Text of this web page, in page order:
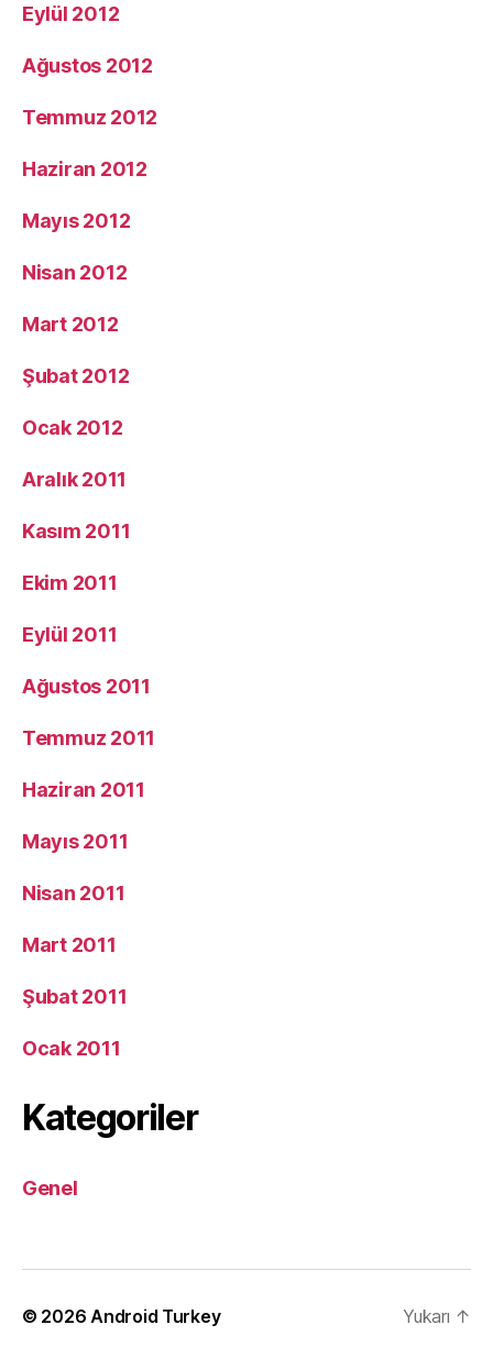
Eylül 2012
Ağustos 2012
Temmuz 2012
Haziran 2012
Mayıs 2012
Nisan 2012
Mart 2012
Şubat 2012
Ocak 2012
Aralık 2011
Kasım 2011
Ekim 2011
Eylül 2011
Ağustos 2011
Temmuz 2011
Haziran 2011
Mayıs 2011
Nisan 2011
Mart 2011
Şubat 2011
Ocak 2011
Kategoriler
Genel
© 2026Android Turkey Yukarı ↑